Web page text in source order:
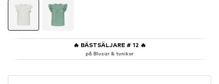
🔥 BÄSTSÄLJARE # 12 🔥
på Blusar & tunikor